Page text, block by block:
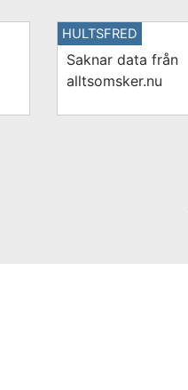
HULTSFRED
Saknar data från
alltsomsker.nu